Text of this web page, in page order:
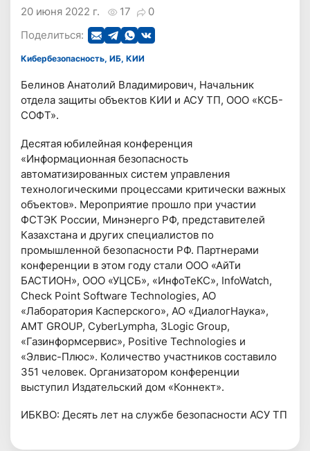
17 0
20 июня 2022 г.
Поделиться:
Кибербезопасность, ИБ, КИИ
Белинов Анатолий Владимирович, Начальник
отдела защиты объектов КИИ и АСУ ТП, ООО «КСБ-
СОФТ».
Десятая юбилейная конференция
«Информационная безопасность
автоматизированных систем управления
технологическими процессами критически важных
объектов». Мероприятие прошло при участии
ФСТЭК России, Минэнерго РФ, представителей
Казахстана и других специалистов по
промышленной безопасности РФ. Партнерами
конференции в этом году стали ООО «АйТи
БАСТИОН», ООО «УЦСБ», «ИнфоТеКС», InfoWatch,
Check Point Software Technologies, АО
«Лаборатория Касперского», АО «ДиалогНаука»,
AMT GROUP, CyberLympha, 3Logic Group,
«Газинформсервис», Positive Technologies и
«Элвис-Плюс». Количество участников составило
351 человек. Организатором конференции
выступил Издательский дом «Коннект».
ИБКВО: Десять лет на службе безопасности АСУ ТП